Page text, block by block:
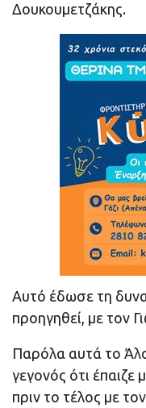
Δουκουμετζάκης.
Αυτό έδωσε τη
προηγηθεί, με τον
Παρόλα αυτά το
γεγονός ότι έπαιζε
πριν το τέλος με